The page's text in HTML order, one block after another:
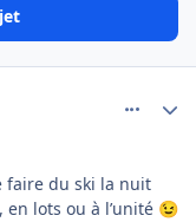
faire du ski la nuit
lots ou à l’unité 😉